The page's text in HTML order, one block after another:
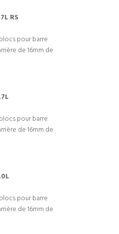
RS
pour barre
de 16mm de
pour barre
de 16mm de
pour barre
de 16mm de